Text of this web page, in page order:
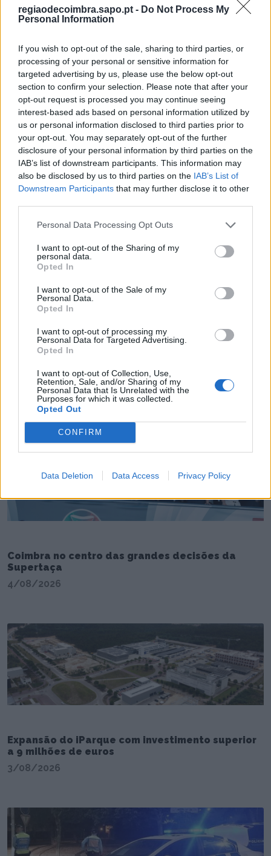
regiaodecoimbra.sapo.pt - Do Not Process My
Personal Information
If you wish to opt-out of the sale, sharing to third parties, or
processing of your personal or sensitive information for
targeted advertising by us, please use the below opt-out
section to confirm your selection. Please note that after your
opt-out request is processed you may continue seeing
interest-based ads based on personal information utilized by
us or personal information disclosed to third parties prior to
your opt-out. You may separately opt-out of the further
disclosure of your personal information by third parties on the
IAB’s list of downstream participants. This information may
also be disclosed by us to third parties on the IAB’s List of
Downstream Participants that may further disclose it to other
Personal Data Processing Opt Outs
I want to opt-out of the Sharing of my
personal data.
Opted In
I want to opt-out of the Sale of my
Personal Data.
Opted In
I want to opt-out of processing my
Personal Data for Targeted Advertising.
Opted In
I want to opt-out of Collection, Use,
Retention, Sale, and/or Sharing of my
Personal Data that Is Unrelated with the
Purposes for which it was collected.
Opted Out
CONFIRM
Data Deletion Data Access Privacy Policy
Detido homem indiciado por vários roubos e
furtos no distrito de Coimbra
7/08/2026
da Erva
6/08/2026
Radares de Velocidade | Coimbra | agosto 2026
5/08/2026
Coimbra no centro das grandes decisões da
Supertaça
4/08/2026
Expansão do iParque com investimento superior
a 9 milhões de euros
3/08/2026